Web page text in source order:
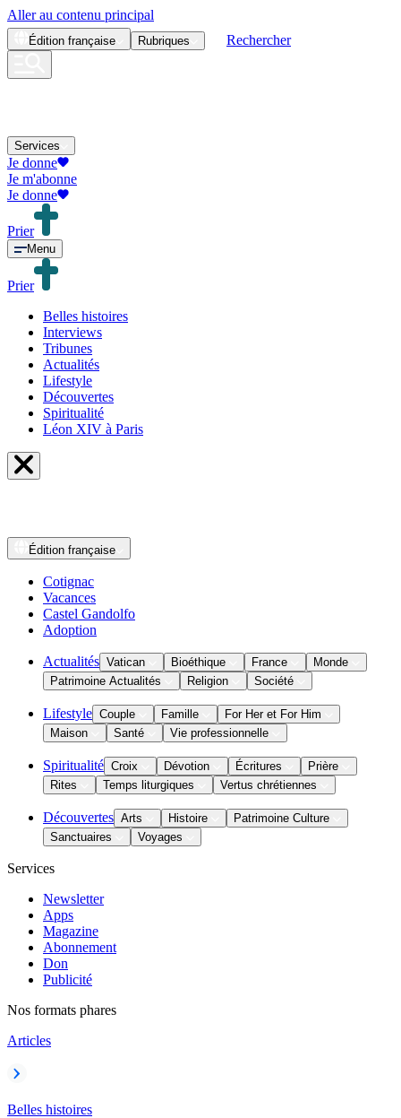
Aller au contenu principal
Édition française Rubriques Rechercher
Services
Je donne
Je m'abonne
Je donne
Prier
Menu
Prier
Belles histoires
Interviews
Tribunes
Actualités
Lifestyle
Découvertes
Spiritualité
Léon XIV à Paris
Édition française
Cotignac
Vacances
Castel Gandolfo
Adoption
Actualités Vatican Bioéthique France
Monde
Patrimoine Actualités
Religion Société
Lifestyle Couple Famille
For Her et For Him
Maison
Santé Vie professionnelle
Spiritualité Croix Dévotion Écritures
Prière
Rites
Temps liturgiques Vertus chrétiennes
Découvertes Arts Histoire
Patrimoine Culture
Sanctuaires
Voyages
Services
Newsletter
Apps
Magazine
Abonnement
Don
Publicité
Nos formats phares
Articles
Belles histoires